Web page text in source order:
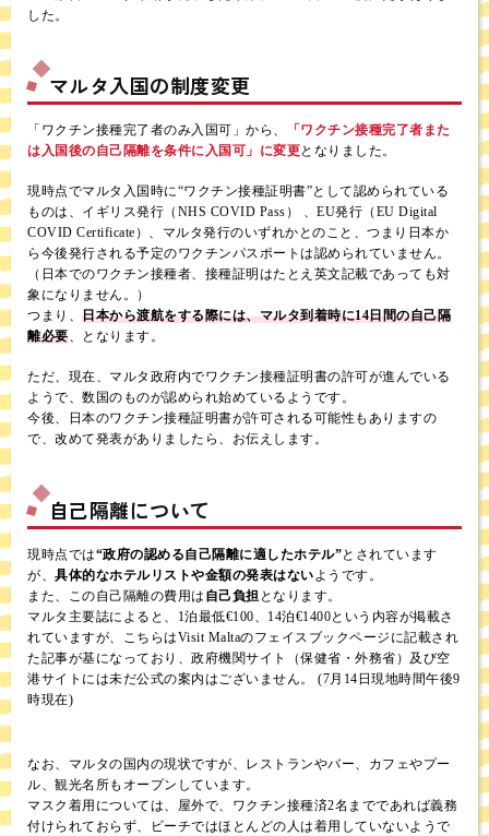
した。
マルタ入国の制度変更
「ワクチン接種完了者のみ入国可」から、
「ワクチン接種完了者また
は入国後の自己隔離を条件に入国可」に変更となりました。
現時点でマルタ入国時に“ワクチン接種証明書”として認められている
ものは、イギリス発行（NHS COVID Pass） 、EU発行（EU Digital
COVID Certificate）、マルタ発行のいずれかとのこと、つまり日本か
ら今後発行される予定のワクチンパスポートは認められていません。
（日本でのワクチン接種者、接種証明はたとえ英文記載であっても対
象になりません。）
つまり、 日本から渡航をする際には、マルタ到着時に14日間の自己隔
離必要、となります。
ただ、現在、マルタ政府内でワクチン接種証明書の許可が進んでいる
ようで、数国のものが認められ始めているようです。
今後、日本のワクチン接種証明書が許可される可能性もありますの
で、改めて発表がありましたら、お伝えします。
自己隔離について
現時点では“政府の認める自己隔離に適したホテル”とされています
が、 具体的なホテルリストや金額の発表はないようです。
また、この自己隔離の費用は 自己負担 となります。
マルタ主要誌によると、1泊最低€100、14泊€1400という内容が掲載さ
れていますが、こちらはVisit Maltaのフェイスブックページに記載され
た記事が基になっており、政府機関サイト（保健省・外務省）及び空
港サイトには未だ公式の案内はございません。 (7月14日現地時間午後9
時現在)
なお、マルタの国内の現状ですが、レストランやバー、カフェやプー
ル、観光名所もオープンしています。
マスク着用については、屋外で、ワクチン接種済2名までであれば義務
付けられておらず、ビーチではほとんどの人は着用していないようで